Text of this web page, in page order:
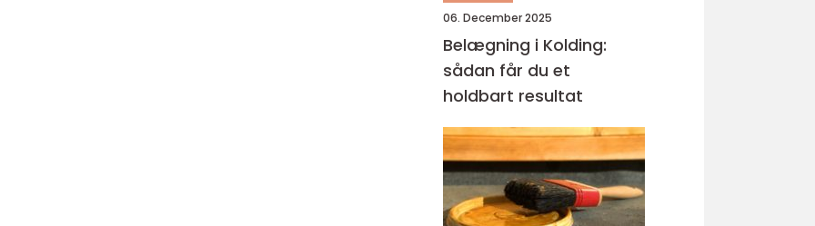
06. December 2025
Belægning i Kolding:
sådan får du et
holdbart resultat